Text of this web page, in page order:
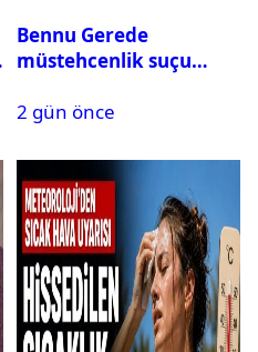
Bennu Gerede
müstehcenlik suçu
alındı
2 gün önce